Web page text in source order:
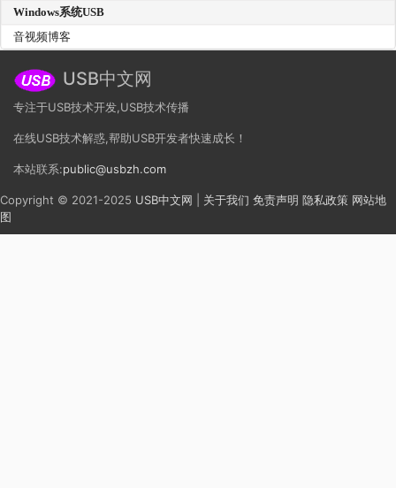
Windows系统USB
音视频博客
USB中文网
专注于USB技术开发,USB技术传播
在线USB技术解惑,帮助USB开发者快速成长！
本站联系:public@usbzh.com
Copyright © 2021-2025 USB中文网 关于我们 免责声明 隐私政策 网站地
图